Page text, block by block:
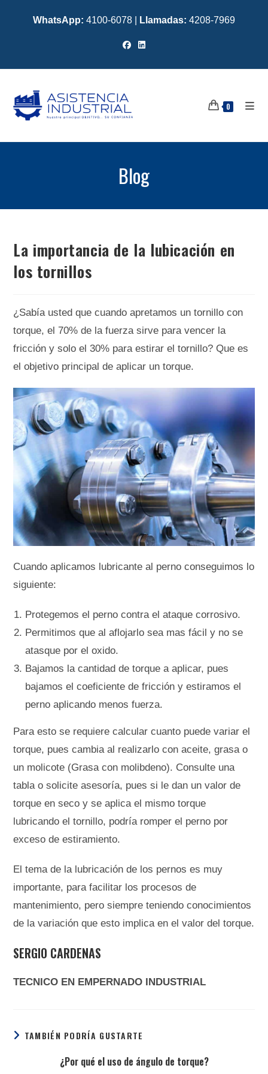
WhatsApp: 4100-6078 Llamadas: 4208-7969
0
Blog
La importancia de la lubicación en
los tornillos
¿Sabía usted que cuando apretamos un tornillo con
torque, el 70% de la fuerza sirve para vencer la
fricción y solo el 30% para estirar el tornillo? Que es
el objetivo principal de aplicar un torque.
Cuando aplicamos lubricante al perno conseguimos lo
siguiente:
Protegemos el perno contra el ataque corrosivo.
Permitimos que al aflojarlo sea mas fácil y no se
atasque por el oxido.
Bajamos la cantidad de torque a aplicar, pues
bajamos el coeficiente de fricción y estiramos el
perno aplicando menos fuerza.
Para esto se requiere calcular cuanto puede variar el
torque, pues cambia al realizarlo con aceite, grasa o
un molicote (Grasa con molibdeno). Consulte una
tabla o solicite asesoría, pues si le dan un valor de
torque en seco y se aplica el mismo torque
lubricando el tornillo, podría romper el perno por
exceso de estiramiento.
El tema de la lubricación de los pernos es muy
importante, para facilitar los procesos de
mantenimiento, pero siempre teniendo conocimientos
de la variación que esto implica en el valor del torque.
SERGIO CARDENAS
TECNICO EN EMPERNADO INDUSTRIAL
TAMBIÉN PODRÍA GUSTARTE
¿Por qué el uso de ángulo de torque?